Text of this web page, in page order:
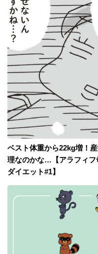
ベスト体重から22kg増！
理なのかな…【アラフィフ
ダイエット#1】